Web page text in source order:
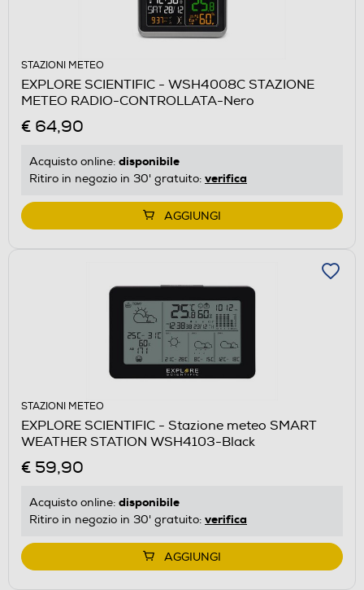
STAZIONI METEO
EXPLORE SCIENTIFIC - WSH4008C STAZIONE
METEO RADIO-CONTROLLATA-Nero
€ 64,90
Acquisto online: disponibile
Ritiro in negozio in 30' gratuito: verifica
AGGIUNGI
STAZIONI METEO
EXPLORE SCIENTIFIC - Stazione meteo SMART
WEATHER STATION WSH4103-Black
€ 59,90
Acquisto online: disponibile
Ritiro in negozio in 30' gratuito: verifica
AGGIUNGI